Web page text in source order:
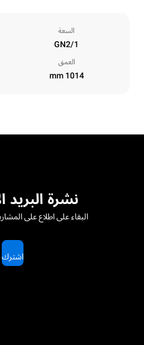
السعة
GN2/1
العمق
1014 mm
نشرة البريد
البقاء على اطلاع على
اشترك